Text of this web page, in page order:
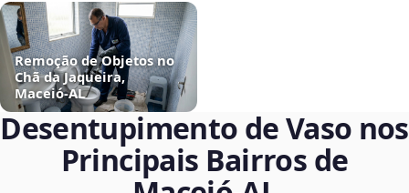
Remoção de Objetos no
Chã da Jaqueira,
Maceió‑AL
Desentupimento de Vaso nos
Principais Bairros de